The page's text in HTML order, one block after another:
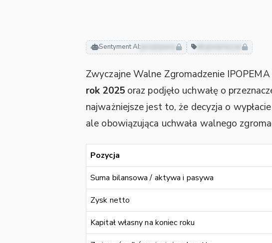
Sentyment AI: pozytywny
Zwyczajne Walne Zgromadzenie
rok 2025oraz podjęło uchwałę o
najważniejsze jest to, że decyzja o
ale obowiązująca uchwała walnego
Pozycja
Suma bilansowa / aktywa i pasywa
Zysk netto
Kapitał własny na koniec roku